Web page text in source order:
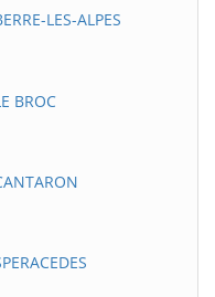
LES-ALPES
BROC